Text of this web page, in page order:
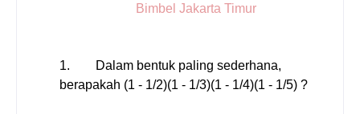
Bimbel Jakarta Timur
1.
Dalam bentuk paling sederhana,
berapakah (1 - 1/2)(1 - 1/3)(1 - 1/4)(1 - 1/5) ?